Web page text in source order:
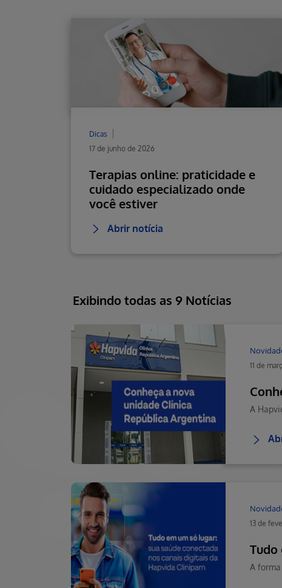
Dicas
17 de junho de 2026
Terapias online: praticidade e
cuidado especializado onde
você estiver
Abrir notícia
Exibindo todas as 9 Notícias
11 de
13 de
Tudo
A